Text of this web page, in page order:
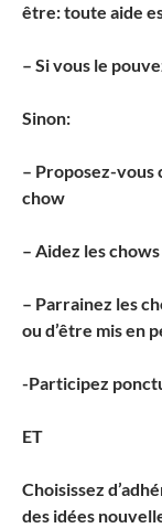
être: toute aide
– Si vous le
Sinon:
– Proposez-vous
chow
– Aidez les
– Parrainez les
ou d’être mis en
-Participez
ET
Choisissez
des idées